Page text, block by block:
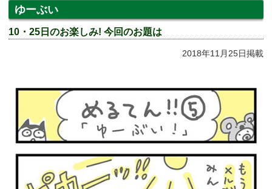
ゆーぶい
10・25日のお楽しみ! 今回のお題は
2018年11月25日掲載